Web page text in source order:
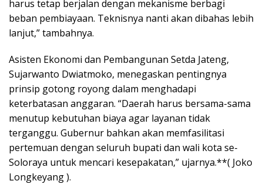
harus tetap berjalan dengan mekanisme berbagi
beban pembiayaan. Teknisnya nanti akan dibahas lebih
lanjut,” tambahnya.
Asisten Ekonomi dan Pembangunan Setda Jateng,
Sujarwanto Dwiatmoko, menegaskan pentingnya
prinsip gotong royong dalam menghadapi
keterbatasan anggaran. “Daerah harus bersama-sama
menutup kebutuhan biaya agar layanan tidak
terganggu. Gubernur bahkan akan memfasilitasi
pertemuan dengan seluruh bupati dan wali kota se-
Soloraya untuk mencari kesepakatan,” ujarnya.**( Joko
Longkeyang ).